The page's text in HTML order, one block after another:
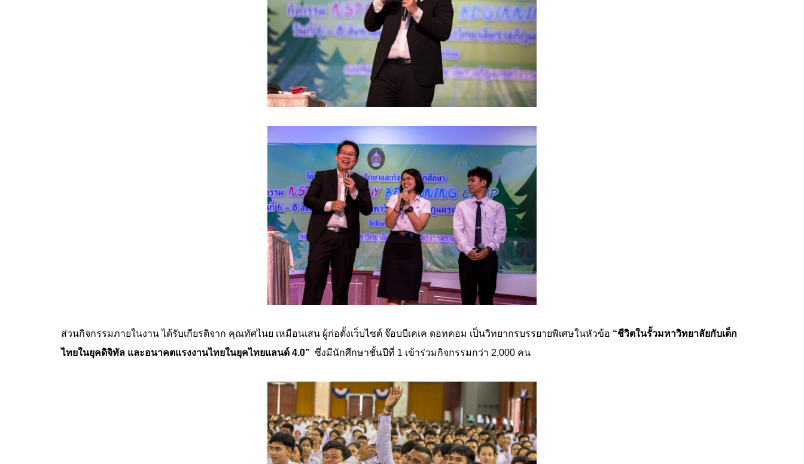
ส่วนกิจกรรมภายในงาน ได้รับเกียรติจาก คุณทัศไนย เหมือนเสน ผู้ก่อตั้งเว็บไซต์ จ๊อบบีเคเค ดอทคอม เป็นวิทยากรบรรยายพิเศษในหัวข้อ “ชีวิตในรั้วมหาวิทยาลัยกับเด็ก
ไทยในยุคดิจิทัล และอนาคตแรงงานไทยในยุคไทยแลนด์ 4.0” ซึ่งมีนักศึกษาชั้นปีที่ 1 เข้าร่วมกิจกรรมกว่า 2,000 คน